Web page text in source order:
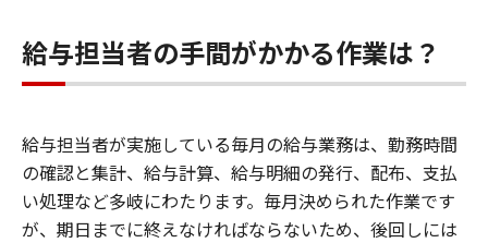
給与担当者の手間がかかる作業は？
給与担当者が実施している毎月の給与業務は、勤務時間
の確認と集計、給与計算、給与明細の発行、配布、支払
い処理など多岐にわたります。毎月決められた作業です
が、期日までに終えなければならないため、後回しには